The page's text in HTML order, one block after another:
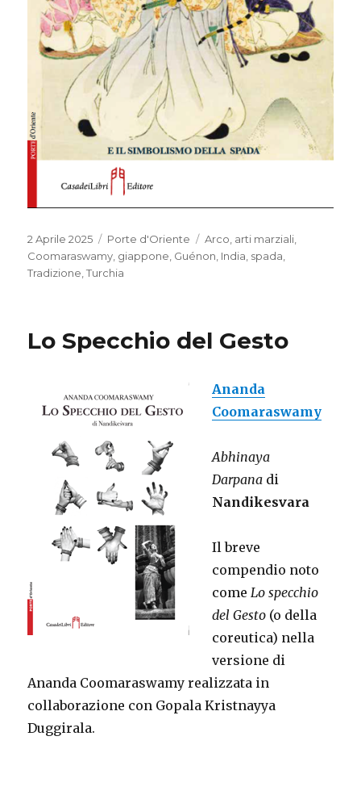
Pubblicato
il
2 Aprile 2025 Categorie
Porte d'Oriente Tag
Arco arti marziali
Coomaraswamy giappone Guénon India spada
Tradizione ,Turchia
Lo Specchio del Gesto
Ananda
Coomaraswamy
Abhinaya
Darpana di
Nandikesvara
Il breve
compendio noto
come Lo specchio
del Gesto (o della
coreutica) nella
versione di
Ananda Coomaraswamy realizzata in
collaborazione con Gopala Kristnayya
Duggirala.